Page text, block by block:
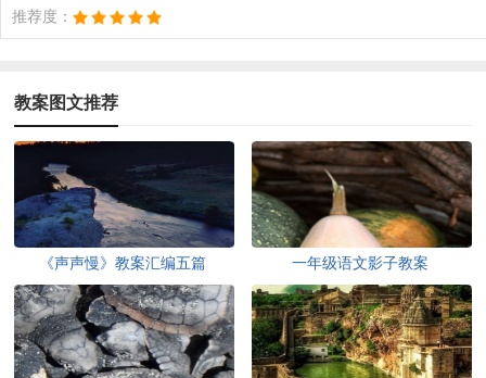
推荐度：
教案图文推荐
《声声慢》教案汇编五篇 一年级语文影子教案